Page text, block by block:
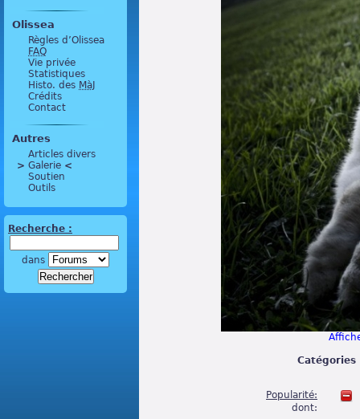
Olissea
Règles d’Olissea
FAQ
Vie privée
Statistiques
Histo. des MàJ
Crédits
Contact
Autres
Articles divers
> Galerie <
Soutien
Outils
Recherche :
dans
Catégories
Popularité:
dont: